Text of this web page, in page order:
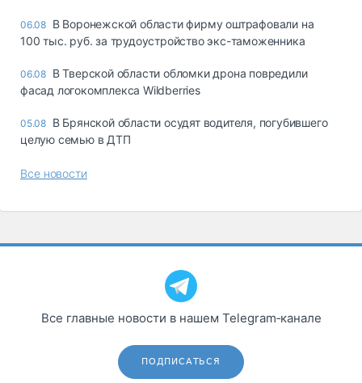
06.08 В Воронежской области фирму оштрафовали на
100 тыс. руб. за трудоустройство экс-таможенника
06.08 В Тверской области обломки дрона повредили
фасад логокомплекса Wildberries
05.08 В Брянской области осудят водителя, погубившего
целую семью в ДТП
Все новости
Все главные новости в нашем Telegram‑канале
ПОДПИСАТЬСЯ